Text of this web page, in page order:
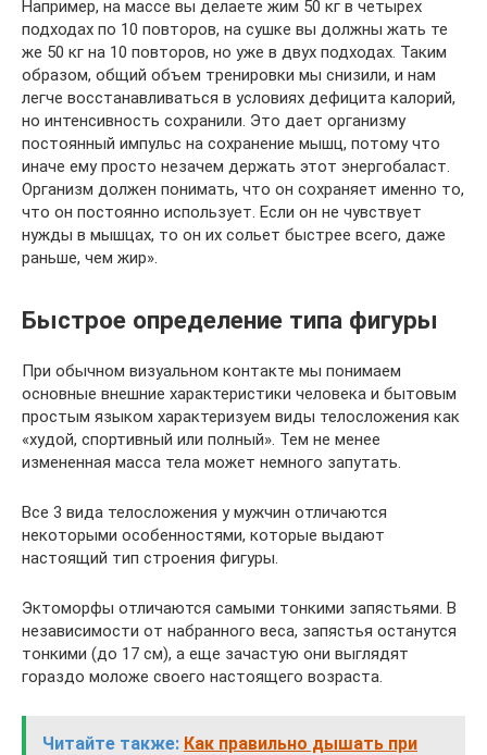
Например, на массе вы делаете жим 50 кг в четырех
подходах по 10 повторов, на сушке вы должны жать те
же 50 кг на 10 повторов, но уже в двух подходах. Таким
образом, общий объем тренировки мы снизили, и нам
легче восстанавливаться в условиях дефицита калорий,
но интенсивность сохранили. Это дает организму
постоянный импульс на сохранение мышц, потому что
иначе ему просто незачем держать этот энергобаласт.
Организм должен понимать, что он сохраняет именно то,
что он постоянно использует. Если он не чувствует
нужды в мышцах, то он их сольет быстрее всего, даже
раньше, чем жир».
Быстрое определение типа фигуры
При обычном визуальном контакте мы понимаем
основные внешние характеристики человека и бытовым
простым языком характеризуем виды телосложения как
«худой, спортивный или полный». Тем не менее
измененная масса тела может немного запутать.
Все 3 вида телосложения у мужчин отличаются
некоторыми особенностями, которые выдают
настоящий тип строения фигуры.
Эктоморфы отличаются самыми тонкими запястьями. В
независимости от набранного веса, запястья останутся
тонкими (до 17 см), а еще зачастую они выглядят
гораздо моложе своего настоящего возраста.
Читайте также: Как правильно дышать при